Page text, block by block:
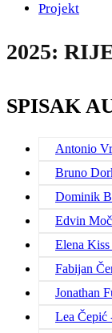
Projekt
2025:
SPISAK
Antonio
Bruno
Dominik
Edvin
Elena
Fabijan
Jonathan
Lea Čepić